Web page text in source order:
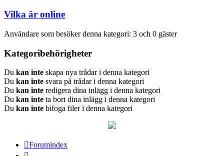
Vilka är online
Användare som besöker denna kategori: 3 och 0 gäster
Kategoribehörigheter
Du kan inte skapa nya trådar i denna kategori
Du kan inte svara på trådar i denna kategori
Du kan inte redigera dina inlägg i denna kategori
Du kan inte ta bort dina inlägg i denna kategori
Du kan inte bifoga filer i denna kategori
Forumindex